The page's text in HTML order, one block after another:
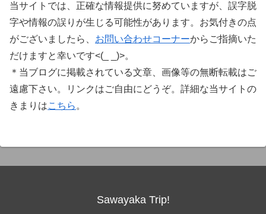
当サイトでは、正確な情報提供に努めていますが、誤字脱
字や情報の誤りが生じる可能性があります。お気付きの点
がございましたら、 お問い合わせコーナーからご指摘いた
だけますと幸いです<(_ _)>。
＊当ブログに掲載されている文章、画像等の無断転載はご
遠慮下さい。リンクはご自由にどうぞ。詳細な当サイトの
きまりはこちら。
Sawayaka Trip!